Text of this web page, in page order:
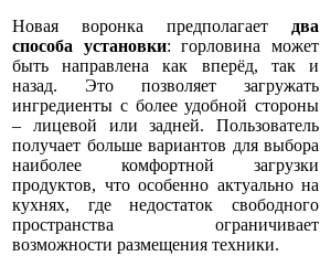
Новая воронка предполагает два
способа установки: горловина может
быть направлена как вперёд, так и
назад. Это позволяет загружать
ингредиенты с более удобной стороны
– лицевой или задней. Пользователь
получает больше вариантов для выбора
наиболее комфортной загрузки
продуктов, что особенно актуально на
кухнях, где недостаток свободного
пространства ограничивает
возможности размещения техники.